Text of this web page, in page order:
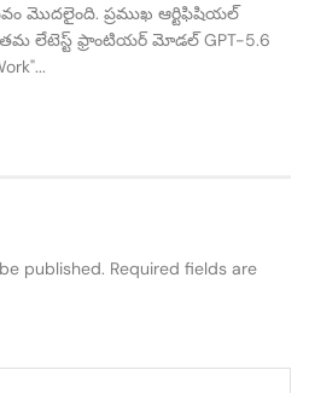
మొదలైంది. ప్రముఖ ఆర్టిఫిషియల్
తమ లేటెస్ట్ ఫ్రాంటియర్ మోడల్ GPT-5.6
published. Required fields are